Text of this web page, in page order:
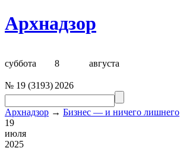
Архнадзор
суббота 8 августа
№ 19 (3193) 2026
Архнадзор → Бизнес — и ничего лишнего
19
июля
2025